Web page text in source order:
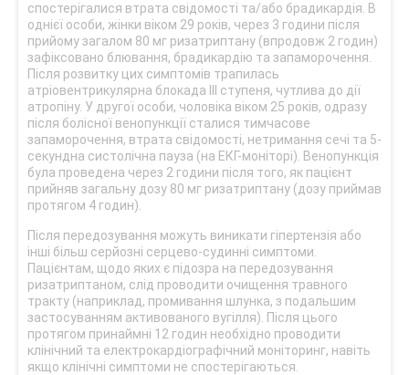
спостерігалися втрата свідомості та/або брадикардія. В
однієї особи, жінки віком 29 років, через 3 години після
прийому загалом 80 мг ризатриптану (впродовж 2 годин)
зафіксовано блювання, брадикардію та запаморочення.
Після розвитку цих симптомів трапилась
атріовентрикулярна блокада ІІІ ступеня, чутлива до дії
атропіну. У другої особи, чоловіка віком 25 років, одразу
після болісної венопункції сталися тимчасове
запаморочення, втрата свідомості, нетримання сечі та 5-
секундна систолічна пауза (на ЕКГ-моніторі). Венопункція
була проведена через 2 години після того, як пацієнт
прийняв загальну дозу 80 мг ризатриптану (дозу приймав
протягом 4 годин).
Після передозування можуть виникати гіпертензія або
інші більш серйозні серцево-судинні симптоми.
Пацієнтам, щодо яких є підозра на передозування
ризатриптаном, слід проводити очищення травного
тракту (наприклад, промивання шлунка, з подальшим
застосуванням активованого вугілля). Після цього
протягом принаймні 12 годин необхідно проводити
клінічний та електрокардіографічний моніторинг, навіть
якщо клінічні симптоми не спостерігаються.